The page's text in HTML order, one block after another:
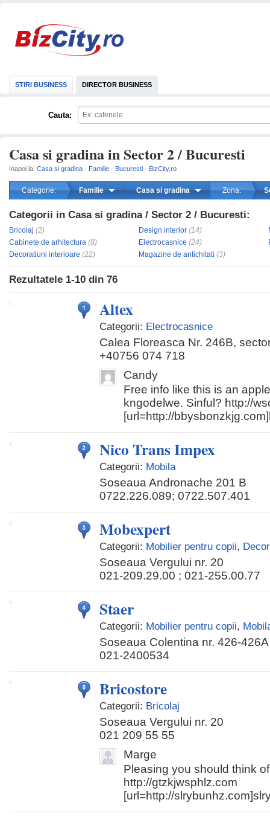
STIRI BUSINESS DIRECTOR BUSINESS
Cauta:
Casa si gradina in Sector 2 / Bucuresti
Inapoi la: Casa si gradina · Familie · Bucuresti · BizCity.ro
Categorie: Familie Casa si gradina Zona:
Categorii in Casa si gradina / Sector 2 / Bucuresti:
Bricolaj (2)
Cabinete de arhitectura (8)
Decoratiuni interioare (22)
Design interior (14)
Electrocasnice (24)
Magazine de antichitati (3)
Rezultatele 1-10 din 76
Altex
Categorii: Electrocasnice
Calea Floreasca Nr. 246B,
+40756 074 718
Candy
Free info like this is an
kngodelwe. Sinful? http://
[url=http://
Nico Trans Impex
Categorii: Mobila
Soseaua Andronache 201 B
0722.226.089; 0722.507.401
Mobexpert
Categorii: Mobilier pentru copii,
Soseaua Vergului nr. 20
021-209.29.00 ; 021-255.00.77
Staer
Categorii: Mobilier pentru copii,
Soseaua Colentina nr. 426-426A
021-2400534
Bricostore
Categorii: Bricolaj
Soseaua Vergului nr. 20
021 209 55 55
Marge
Pleasing you should think
http://gtzkjwsphlz.com
[url=http://
mareste